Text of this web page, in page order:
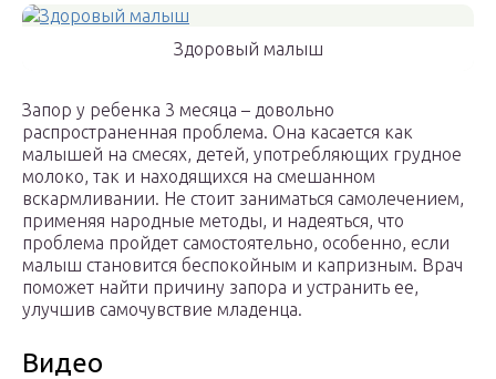
Здоровый малыш
Запор у ребенка 3 месяца – довольно
распространенная проблема. Она касается как
малышей на смесях, детей, употребляющих грудное
молоко, так и находящихся на смешанном
вскармливании. Не стоит заниматься самолечением,
применяя народные методы, и надеяться, что
проблема пройдет самостоятельно, особенно, если
малыш становится беспокойным и капризным. Врач
поможет найти причину запора и устранить ее,
улучшив самочувствие младенца.
Видео